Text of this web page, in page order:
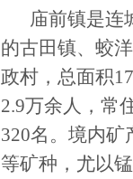
庙前镇是连
的古田镇、蛟
政村， 总面积
2.9万余人 ，常
320名。 境内矿
等矿种，尤以